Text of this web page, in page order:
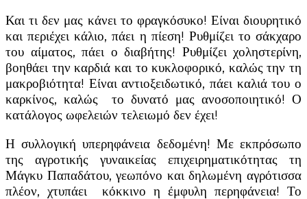
Και τι δεν μας κάνει το φραγκόσυκο! Είναι διουρητικό
και περιέχει κάλιο, πάει η πίεση! Ρυθμίζει το σάκχαρο
του αίματος, πάει ο διαβήτης! Ρυθμίζει χοληστερίνη,
βοηθάει την καρδιά και το κυκλοφορικό, καλώς την τη
μακροβιότητα! Είναι αντιοξειδωτικό, πάει καλιά του ο
καρκίνος, καλώς το δυνατό μας ανοσοποιητικό! Ο
κατάλογος ωφελειών τελειωμό δεν έχει!
Η συλλογική υπερηφάνεια δεδομένη! Με εκπρόσωπο
της αγροτικής γυναικείας επιχειρηματικότητας τη
Μάγκυ Παπαδάτου, γεωπόνο και δηλωμένη αγρότισσα
πλέον, χτυπάει κόκκινο η έμφυλη περηφάνεια! Το